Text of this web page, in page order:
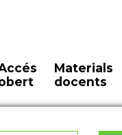
Materials
docents